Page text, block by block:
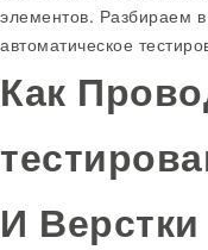
элементов. Разбираем
автоматическое
Как
И